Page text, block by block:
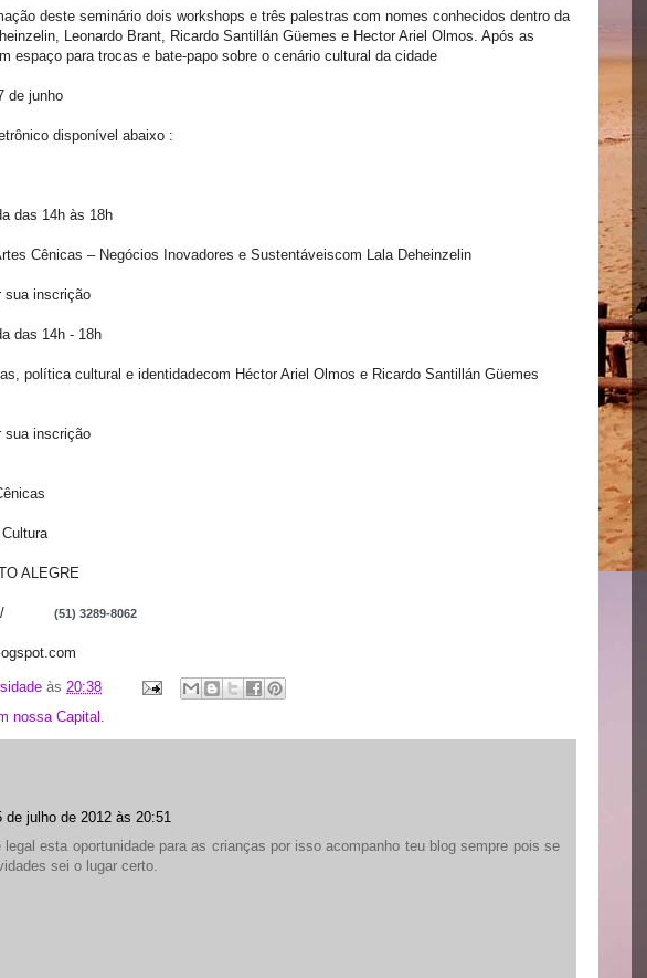
deste seminário dois workshops e três palestras com nomes conhecidos dentro da
Leonardo Brant, Ricardo Santillán Güemes e Hector Ariel Olmos. Após as
espaço para trocas e bate-papo sobre o cenário cultural da cidade
de junho
disponível abaixo :
das 14h às 18h
Cênicas – Negócios Inovadores e Sustentáveiscom Lala Deheinzelin
sua inscrição
das 14h - 18h
política cultural e identidadecom Héctor Ariel Olmos e Ricardo Santillán Güemes
sua inscrição
ALEGRE
/ (51) 3289-8062
às 20:38
nossa Capital.
de julho de 2012 às 20:51
legal esta oportunidade para as crianças por isso acompanho teu blog sempre pois se
sei o lugar certo.